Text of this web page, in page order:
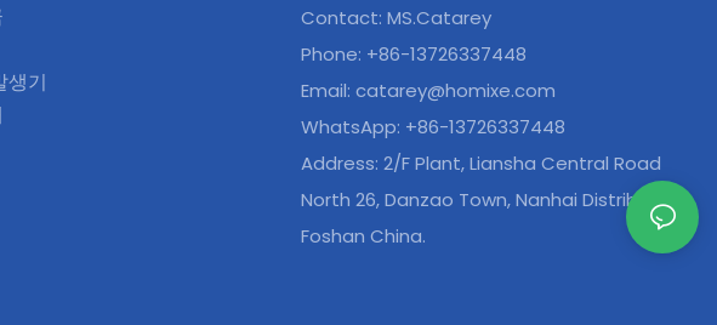
생기
Contact: MS.Catarey
Phone: +86-13726337448
Email:catarey@homixe.com
WhatsApp: +86-13726337448
Address: 2/F Plant, Liansha Central Road
North 26, Danzao Town, Nanhai Distribution,
Foshan China.